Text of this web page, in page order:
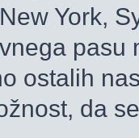
York,
pasu
ostalih
da